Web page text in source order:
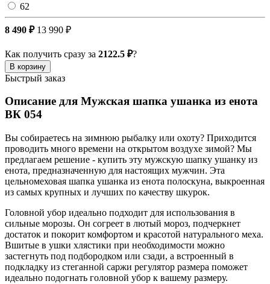
62
8 490 ₽ 13 990 ₽
Как получить сразу за 2122.5 ₽?
В корзину
Быстрый заказ
Описание для Мужская шапка ушанка из енота
ВК 054
Вы собираетесь на зимнюю рыбалку или охоту? Приходится
проводить много времени на открытом воздухе зимой? Мы
предлагаем решение - купить эту мужскую шапку ушанку из
енота, предназначенную для настоящих мужчин. Эта
цельномеховая шапка ушанка из енота полоскуна, выкроенная
из самых крупных и лучших по качеству шкурок.
Головной убор идеально подходит для использования в
сильные морозы. Он согреет в лютый мороз, подчеркнет
достаток и покорит комфортом и красотой натурального меха.
Вшитые в ушки хлястики при необходимости можно
застегнуть под подбородком или сзади, а встроенный в
подкладку из стеганной саржи регулятор размера поможет
идеально подогнать головной убор к вашему размеру.